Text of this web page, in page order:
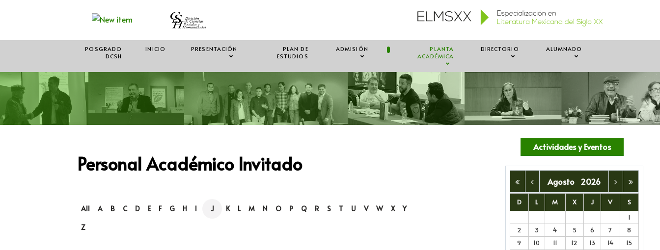
POSGRADO
DCSH
INICIO PRESENTACIÓN
PLAN DE
ESTUDIOS
ADMISIÓN
PLANTA
ACADÉMICA
DIRECTORIO ALUMNADO
Personal Académico Invitado
All A B C D E F G H I J K L M N O P Q R S T U V W X
Y
Z
Actividades y Eventos
Agosto 2026
D L M X J V
S
1
2
3 4 5 6 7
8
9
10 11 12 13 14
15